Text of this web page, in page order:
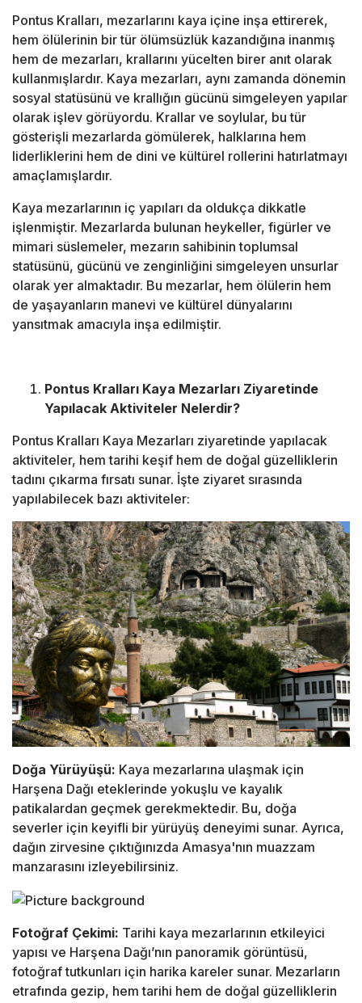
Pontus Kralları, mezarlarını kaya içine inşa ettirerek,
hem ölülerinin bir tür ölümsüzlük kazandığına inanmış
hem de mezarları, krallarını yücelten birer anıt olarak
kullanmışlardır. Kaya mezarları, aynı zamanda dönemin
sosyal statüsünü ve krallığın gücünü simgeleyen yapılar
olarak işlev görüyordu. Krallar ve soylular, bu tür
gösterişli mezarlarda gömülerek, halklarına hem
liderliklerini hem de dini ve kültürel rollerini hatırlatmayı
amaçlamışlardır.
Kaya mezarlarının iç yapıları da oldukça dikkatle
işlenmiştir. Mezarlarda bulunan heykeller, figürler ve
mimari süslemeler, mezarın sahibinin toplumsal
statüsünü, gücünü ve zenginliğini simgeleyen unsurlar
olarak yer almaktadır. Bu mezarlar, hem ölülerin hem
de yaşayanların manevi ve kültürel dünyalarını
yansıtmak amacıyla inşa edilmiştir.
Pontus Kralları Kaya Mezarları Ziyaretinde
Yapılacak Aktiviteler Nelerdir?
Pontus Kralları Kaya Mezarları ziyaretinde yapılacak
aktiviteler, hem tarihi keşif hem de doğal güzelliklerin
tadını çıkarma fırsatı sunar. İşte ziyaret sırasında
yapılabilecek bazı aktiviteler:
Doğa Yürüyüşü: Kaya mezarlarına ulaşmak için
Harşena Dağı eteklerinde yokuşlu ve kayalık
patikalardan geçmek gerekmektedir. Bu, doğa
severler için keyifli bir yürüyüş deneyimi sunar. Ayrıca,
dağın zirvesine çıktığınızda Amasya'nın muazzam
manzarasını izleyebilirsiniz.
Fotoğraf Çekimi: Tarihi kaya mezarlarının etkileyici
yapısı ve Harşena Dağı’nın panoramik görüntüsü,
fotoğraf tutkunları için harika kareler sunar. Mezarların
etrafında gezip, hem tarihi hem de doğal güzelliklerin